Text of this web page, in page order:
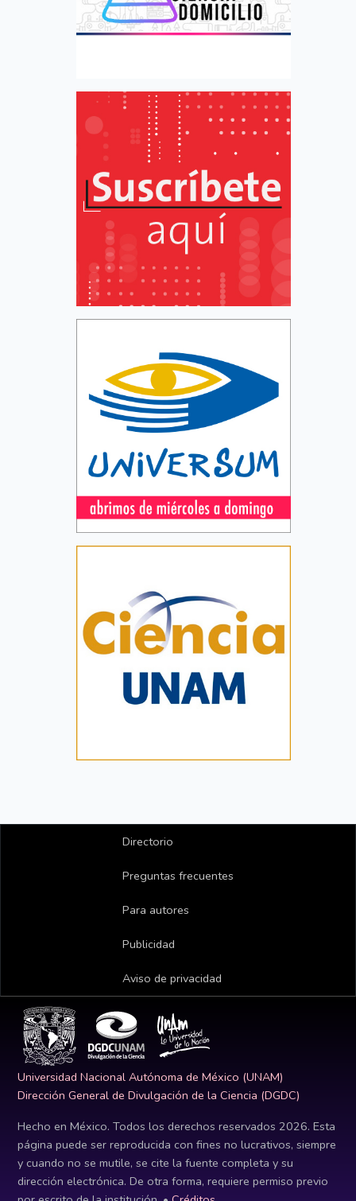
Directorio
Preguntas frecuentes
Para autores
Publicidad
Aviso de privacidad
Universidad Nacional Autónoma de México (UNAM)
Dirección General de Divulgación de la Ciencia (DGDC)
Hecho en México. Todos los derechos reservados 2026. Esta
página puede ser reproducida con fines no lucrativos, siempre
y cuando no se mutile, se cite la fuente completa y su
dirección electrónica. De otra forma, requiere permiso previo